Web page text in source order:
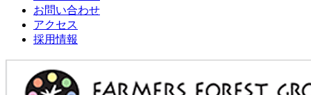
お問い合わせ
アクセス
採用情報